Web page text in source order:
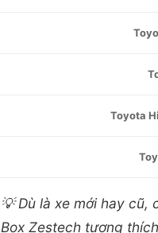
Toyota
💡 Dù là xe mới hay cũ,
Box Zestech tương